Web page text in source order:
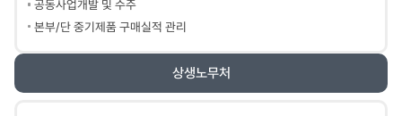
공동사업개발 및 수주
본부/단 중기제품 구매실적 관리
상생노무처